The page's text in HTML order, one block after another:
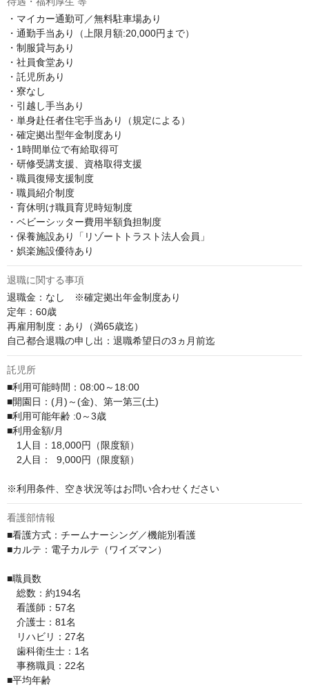
・マイカー通勤可／無料駐車場あり
・通勤手当あり（上限月額:20,000円まで）
・制服貸与あり
・社員食堂あり
・託児所あり
・寮なし
・引越し手当あり
・単身赴任者住宅手当あり（規定による）
・確定拠出型年金制度あり
・1時間単位で有給取得可
・研修受講支援、資格取得支援
・職員復帰支援制度
・職員紹介制度
・育休明け職員育児時短制度
・ベビーシッター費用半額負担制度
・保養施設あり「リゾートトラスト法人会員」
・娯楽施設優待あり
退職に関する事項
退職金：なし　※確定拠出年金制度あり
定年：60歳
再雇用制度：あり（満65歳迄）
自己都合退職の申し出：退職希望日の3ヵ月前迄
託児所
■利用可能時間：08:00～18:00
■開園日：(月)～(金)、第一第三(土)
■利用可能年齢 :0～3歳
■利用金額/月
1人目：18,000円（限度額）
2人目：  9,000円（限度額）
※利用条件、空き状況等はお問い合わせください
看護部情報
■看護方式：チームナーシング／機能別看護
■カルテ：電子カルテ（ワイズマン）
■職員数
総数：約194名
看護師：57名
介護士：81名
リハビリ：27名
歯科衛生士：1名
事務職員：22名
■平均年齢